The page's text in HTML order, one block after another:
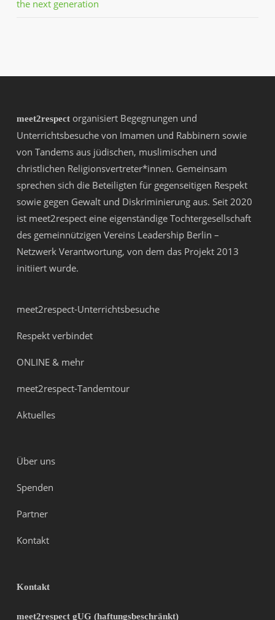
the next generation
meet2respectorganisiert Begegnungen und
Unterrichtsbesuche von Imamen und Rabbinern sowie
von Tandems aus jüdischen, muslimischen und
christlichen Religionsvertreter*innen. Gemeinsam
sprechen sich die Beteiligten für gegenseitigen Respekt
sowie gegen Gewalt und Diskriminierung aus. Seit 2020
ist meet2respect eine eigenständige Tochtergesellschaft
des gemeinnützigen Vereins Leadership Berlin –
Netzwerk Verantwortung, von dem das Projekt 2013
initiiert wurde.
meet2respect-Unterrichtsbesuche
Respekt verbindet
ONLINE & mehr
meet2respect-Tandemtour
Aktuelles
Über uns
Spenden
Partner
Kontakt
Kontakt
meet2respect gUG (haftungsbeschränkt)